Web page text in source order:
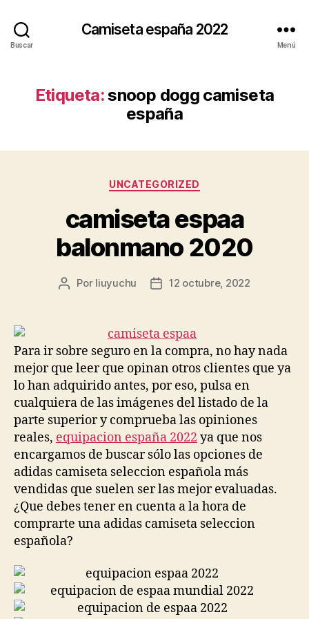
Buscar
Camiseta españa 2022
Menú
Etiqueta:snoop dogg camiseta
españa
Categorías
UNCATEGORIZED
camiseta espaa
balonmano 2020
Autor
Por liuyuchu
Fecha
entrada
12 octubre, 2022
Para ir sobre seguro en la compra, no hay nada
mejor que leer que opinan otros clientes que ya
lo han adquirido antes, por eso, pulsa en
cualquiera de las imágenes del listado de la
parte superior y comprueba las opiniones
reales, equipacion españa 2022 ya que nos
encargamos de buscar sólo las opciones de
adidas camiseta seleccion española más
vendidas que suelen ser las mejor evaluadas.
¿Que debes tener en cuenta a la hora de
comprarte una adidas camiseta seleccion
española?